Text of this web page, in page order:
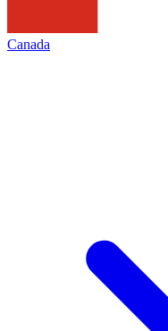
Canada